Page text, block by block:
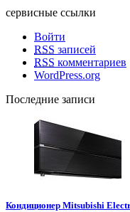
сервисные ссылки
Войти
RSS записей
RSS комментариев
WordPress.org
Последние записи
Кондиционер Mitsubishi